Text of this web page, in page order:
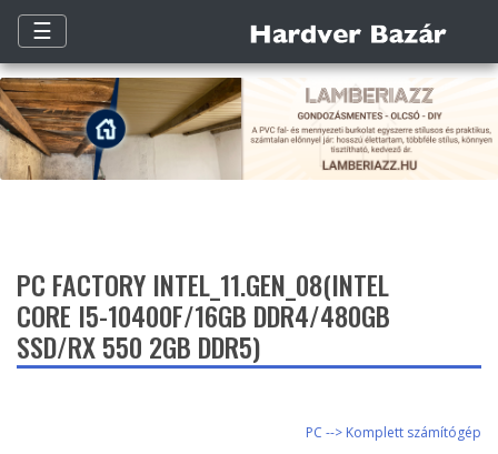
☰
PC FACTORY INTEL_11.GEN_08(INTEL
CORE I5-10400F/16GB DDR4/480GB
SSD/RX 550 2GB DDR5)
PC --> Komplett számítógép